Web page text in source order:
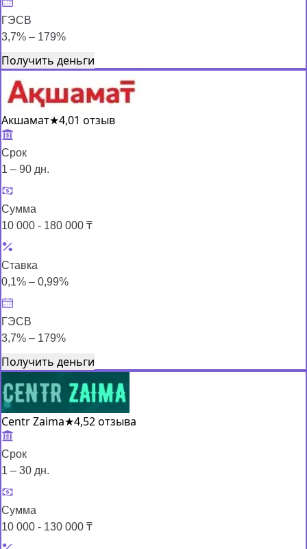
ГЭСВ
3,7% – 179%
Получить деньги
Акшамат★4,01 отзыв
Срок
1 – 90 дн.
Сумма
10 000 - 180 000 ₸
Ставка
0,1% – 0,99%
ГЭСВ
3,7% – 179%
Получить деньги
Centr Zaima★4,52 отзыва
Срок
1 – 30 дн.
Сумма
10 000 - 130 000 ₸